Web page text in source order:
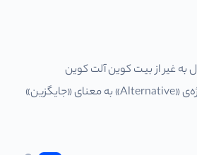
به غیر از بیت کوین آلت کوین
می‌گویند. «Alt» اول واژه‌ی «Alternative» به معنای «جایگزین»